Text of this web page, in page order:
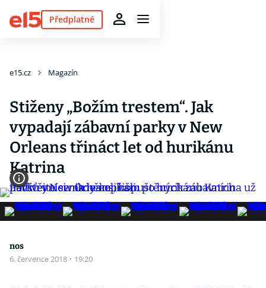
Předplatné
e15.cz Magazín
Stiženy „Božím trestem“. Jak
vypadají zábavní parky v New
Orleans třináct let od hurikánu
Katrina
nos
6. července 2018 · 19:20